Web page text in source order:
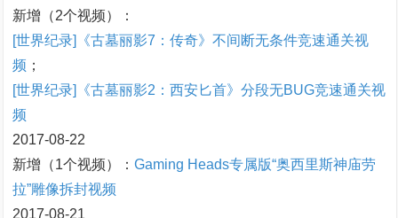
新增（2个视频）：
[世界纪录]《古墓丽影7：传奇》不间断无条件竞速通关视
频 ；
[世界纪录]《古墓丽影2：西安匕首》分段无BUG竞速通关视
频
2017-08-22
新增（1个视频）： Gaming Heads专属版“奥西里斯神庙劳
拉”雕像拆封视频
2017-08-21